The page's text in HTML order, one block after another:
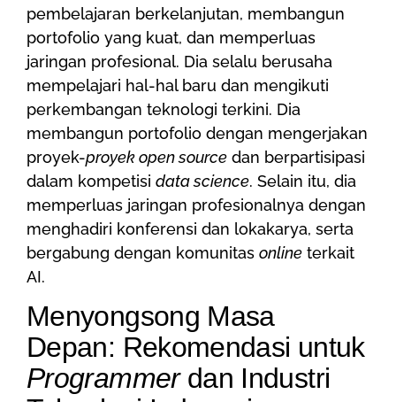
pembelajaran berkelanjutan, membangun
portofolio yang kuat, dan memperluas
jaringan profesional. Dia selalu berusaha
mempelajari hal-hal baru dan mengikuti
perkembangan teknologi terkini. Dia
membangun portofolio dengan mengerjakan
proyek-proyek open source dan berpartisipasi
dalam kompetisi data science. Selain itu, dia
memperluas jaringan profesionalnya dengan
menghadiri konferensi dan lokakarya, serta
bergabung dengan komunitas online terkait
AI.
Menyongsong Masa
Depan: Rekomendasi untuk
Programmerdan Industri